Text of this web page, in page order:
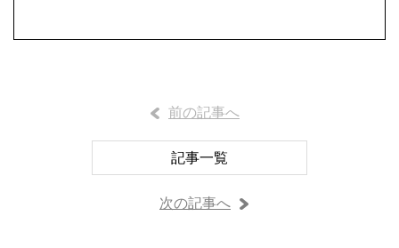
前の記事へ
記事一覧
次の記事へ